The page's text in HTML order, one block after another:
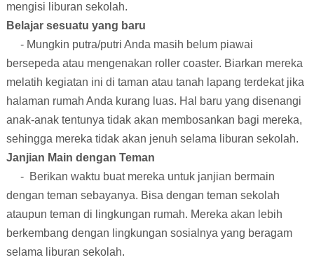
mengisi liburan sekolah.
Belajar sesuatu yang baru
- Mungkin putra/putri Anda masih belum piawai
bersepeda atau mengenakan roller coaster. Biarkan mereka
melatih kegiatan ini di taman atau tanah lapang terdekat jika
halaman rumah Anda kurang luas. Hal baru yang disenangi
anak-anak tentunya tidak akan membosankan bagi mereka,
sehingga mereka tidak akan jenuh selama liburan sekolah.
Janjian Main dengan Teman
- Berikan waktu buat mereka untuk janjian bermain
dengan teman sebayanya. Bisa dengan teman sekolah
ataupun teman di lingkungan rumah. Mereka akan lebih
berkembang dengan lingkungan sosialnya yang beragam
selama liburan sekolah.